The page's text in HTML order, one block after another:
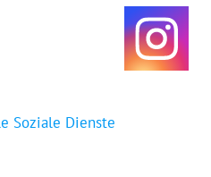
Soziale Dienste